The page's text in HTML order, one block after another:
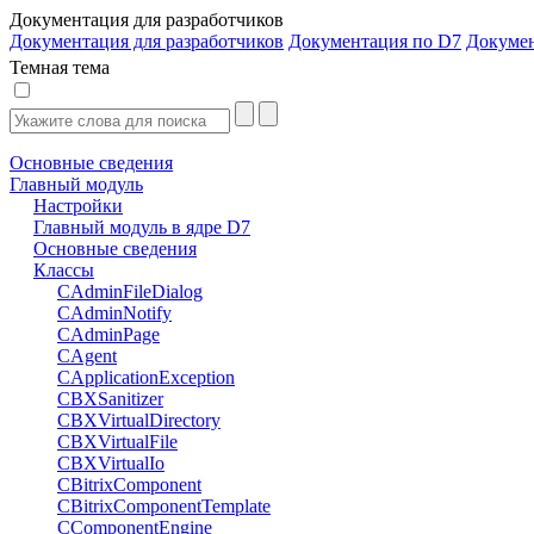
Документация для разработчиков
Документация для разработчиков Документация по D7
Темная тема
Основные сведения
Главный модуль
Настройки
Главный модуль в ядре D7
Основные сведения
Классы
CAdminFileDialog
CAdminNotify
CAdminPage
CAgent
CApplicationException
CBXSanitizer
CBXVirtualDirectory
CBXVirtualFile
CBXVirtualIo
CBitrixComponent
CBitrixComponentTemplate
CComponentEngine